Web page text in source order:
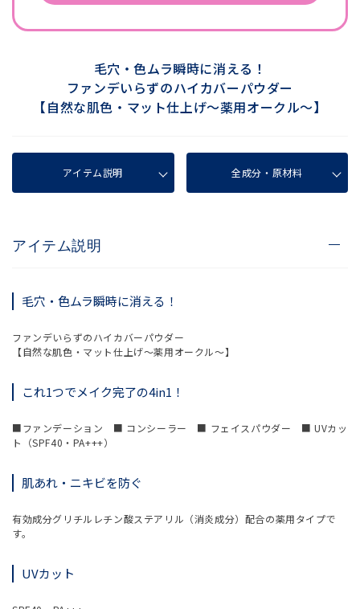
毛穴・色ムラ瞬時に消える！
ファンデいらずのハイカバーパウダー
【自然な肌色・マット仕上げ～薬用オークル～】
アイテム説明 全成分・原材料
アイテム説明
毛穴・色ムラ瞬時に消える！
ファンデいらずのハイカバーパウダー
【自然な肌色・マット仕上げ～薬用オークル～】
これ1つでメイク完了の4in1！
■ファンデーション ■ コンシーラー ■ フェイスパウダー ■ UVカッ
ト（SPF40・PA+++）
肌あれ・ニキビを防ぐ
有効成分グリチルレチン酸ステアリル（消炎成分）配合の薬用タイプで
す。
UVカット